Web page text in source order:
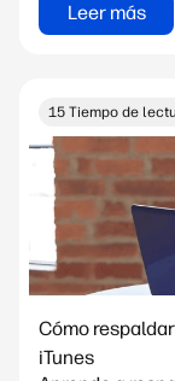
Leer más
15 Tiempo de
Cómo
iTunes